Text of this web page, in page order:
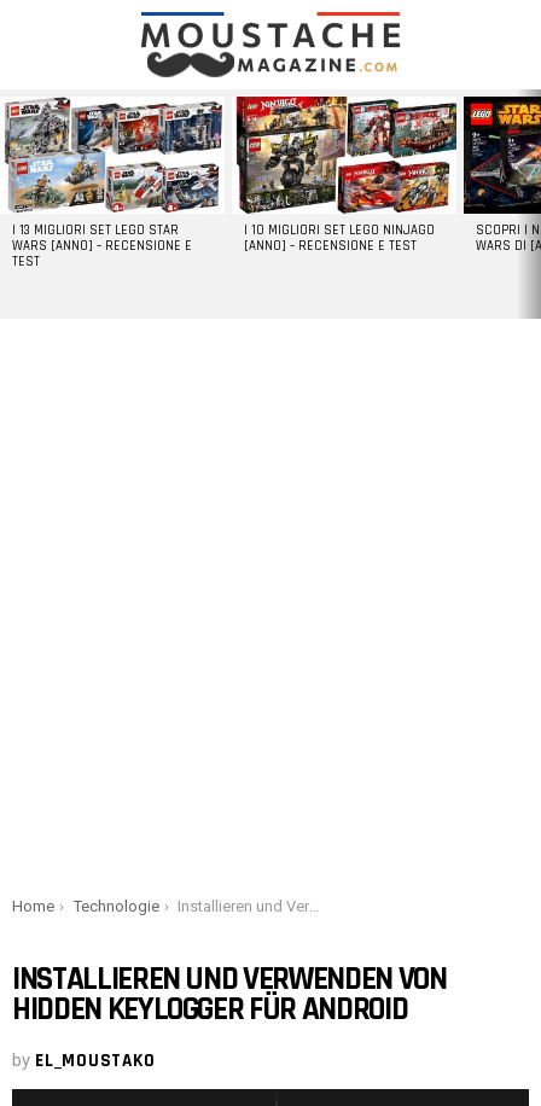
LATEST
STORIES
I 13 MIGLIORI SET LEGO STAR
WARS [ANNO] – RECENSIONE E
TEST
I 10 MIGLIORI SET LEGO NINJAGO
[ANNO] – RECENSIONE E TEST
SCOPRI I
WARS DI
You are here:
Home Technologie Installieren und Verwenden von Hidden Keylogger für Android
INSTALLIEREN UND VERWENDEN VON
HIDDEN KEYLOGGER FÜR ANDROID
by EL_MOUSTAKO